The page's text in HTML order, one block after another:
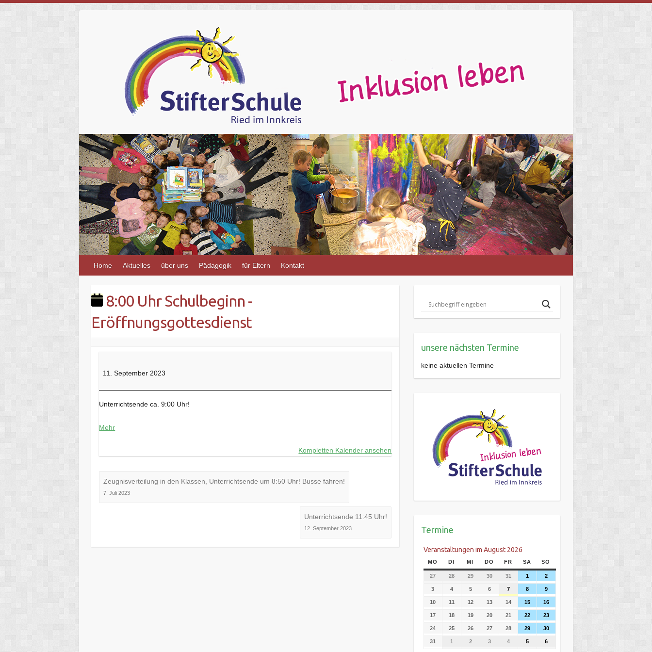
Home Aktuelles über uns Pädagogik für Eltern Kontakt
8:00 Uhr Schulbeginn -
Eröffnungsgottesdienst
11. September 2023
Unterrichtsende ca. 9:00 Uhr!
Mehr
Kompletten Kalender ansehen
Zeugnisverteilung in den Klassen, Unterrichtsende um 8:50 Uhr! Busse fahren!
7. Juli 2023
Unterrichtsende 11:45 Uhr!
12. September 2023
unsere nächsten Termine
keine aktuellen Termine
Termine
Veranstaltungen im August 2026
MO DI MI DO FR SA SO
27 28 29 30 31 1 2
3 4 5 6 7 8 9
10 11 12 13 14 15 16
17 18 19 20 21 22 23
24 25 26 27 28 29 30
31 1 2 3 4 5 6